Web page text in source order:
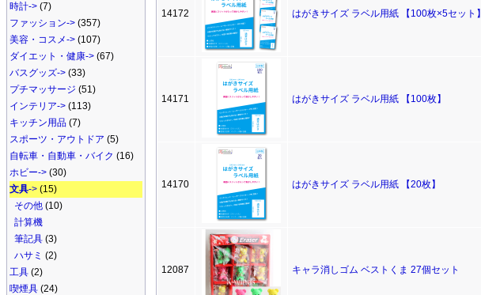
時計-> (7)
ファッション-> (357)
美容・コスメ-> (107)
ダイエット・健康-> (67)
バスグッズ-> (33)
プチマッサージ (51)
インテリア-> (113)
キッチン用品 (7)
スポーツ・アウトドア (5)
自転車・自動車・バイク (16)
ホビー-> (30)
文具-> (15)
その他 (10)
計算機
筆記具 (3)
ハサミ (2)
工具 (2)
喫煙具 (24)
14172 はがきサイズ ラベル用紙 【100枚×5セット】
14171 はがきサイズ ラベル用紙 【100枚】
14170 はがきサイズ ラベル用紙 【20枚】
12087 キャラ消しゴム ベストくま 27個セット